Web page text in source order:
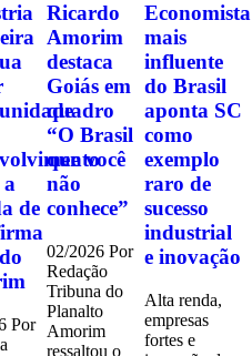
a
de
Por
Ricardo
Amorim
destaca
Goiás em
quadro
“O Brasil
que você
não
conhece”
02/2026 Por
Redação
Tribuna do
Planalto
Amorim
ressaltou o
Economista
mais
influente
do Brasil
aponta SC
como
exemplo
raro de
sucesso
industrial
e inovação
Alta renda,
empresas
fortes e